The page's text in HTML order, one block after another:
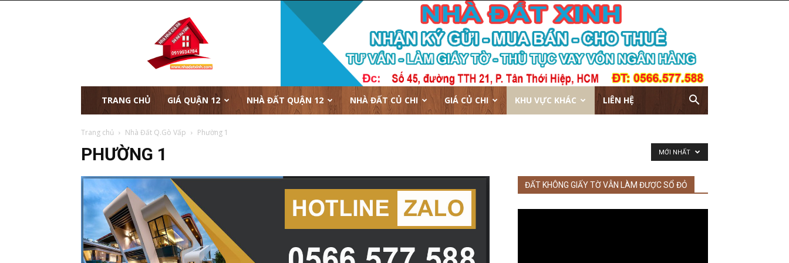
TRANG CHỦ GIÁ QUẬN 12 NHÀ ĐẤT QUẬN 12 NHÀ ĐẤT CỦ CHI GIÁ CỦ CHI KHU VỰC KHÁC LIÊN HỆ
Trang chủ Nhà Đất Q.Gò Vấp Phường 1
PHƯỜNG 1 MỚI NHẤT
ĐẤT KHÔNG GIẤY TỜ VẪN LÀM ĐƯỢC SỔ ĐỎ